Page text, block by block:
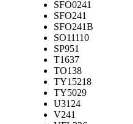
SFO0241
SFO241
SFO241B
SO11110
SP951
T1637
TO138
TY15218
TY5029
U3124
V241